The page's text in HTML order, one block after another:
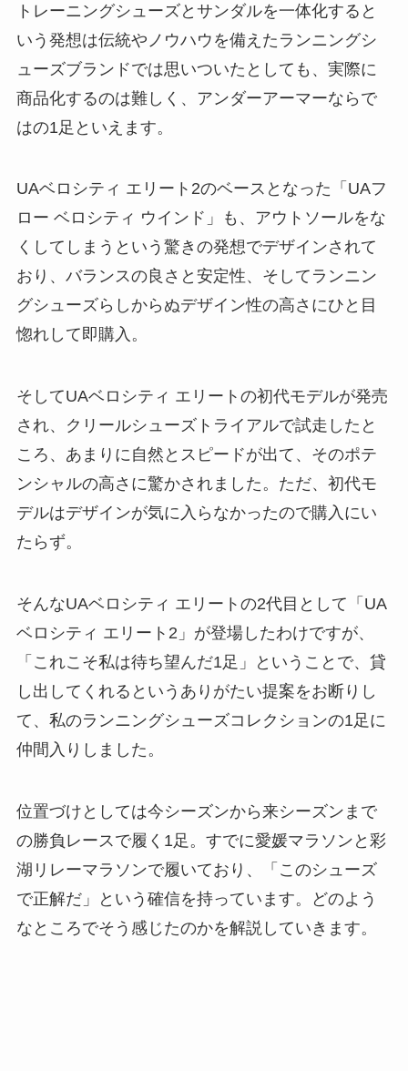
トレーニングシューズとサンダルを一体化すると
いう発想は伝統やノウハウを備えたランニングシ
ューズブランドでは思いついたとしても、実際に
商品化するのは難しく、アンダーアーマーならで
はの1足といえます。
UAベロシティ エリート2のベースとなった「UAフ
ロー ベロシティ ウインド」も、アウトソールをな
くしてしまうという驚きの発想でデザインされて
おり、バランスの良さと安定性、そしてランニン
グシューズらしからぬデザイン性の高さにひと目
惚れして即購入。
そしてUAベロシティ エリートの初代モデルが発売
され、クリールシューズトライアルで試走したと
ころ、あまりに自然とスピードが出て、そのポテ
ンシャルの高さに驚かされました。ただ、初代モ
デルはデザインが気に入らなかったので購入にい
たらず。
そんなUAベロシティ エリートの2代目として「UA
ベロシティ エリート2」が登場したわけですが、
「これこそ私は待ち望んだ1足」ということで、貸
し出してくれるというありがたい提案をお断りし
て、私のランニングシューズコレクションの1足に
仲間入りしました。
位置づけとしては今シーズンから来シーズンまで
の勝負レースで履く1足。すでに愛媛マラソンと彩
湖リレーマラソンで履いており、「このシューズ
で正解だ」という確信を持っています。どのよう
なところでそう感じたのかを解説していきます。